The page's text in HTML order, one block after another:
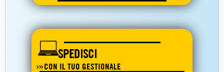
SPEDISCI
CON IL TUO GESTIONALE